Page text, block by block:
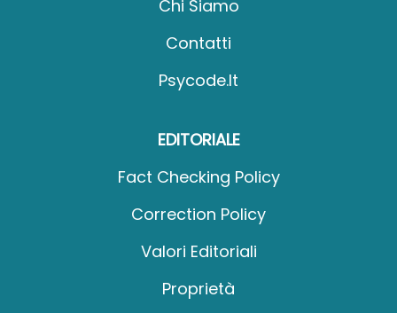
Chi Siamo
Contatti
Psycode.it
EDITORIALE
Fact Checking Policy
Correction Policy
Valori Editoriali
Proprietà